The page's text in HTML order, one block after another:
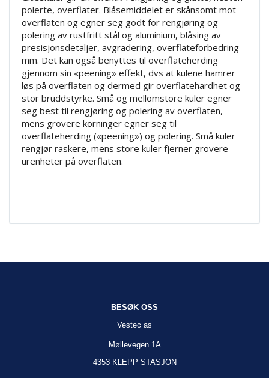
polerte, overflater. Blåsemiddelet er skånsomt mot
overflaten og egner seg godt for rengjøring og
polering av rustfritt stål og aluminium, blåsing av
presisjonsdetaljer, avgradering, overflateforbedring
mm. Det kan også benyttes til overflateherding
gjennom sin «peening» effekt, dvs at kulene hamrer
løs på overflaten og dermed gir overflatehardhet og
stor bruddstyrke. Små og mellomstore kuler egner
seg best til rengjøring og polering av overflaten,
mens grovere korninger egner seg til
overflateherding («peening») og polering. Små kuler
rengjør raskere, mens store kuler fjerner grovere
urenheter på overflaten.
BESØK OSS
Vestec as
Møllevegen 1A
4353 KLEPP STASJON